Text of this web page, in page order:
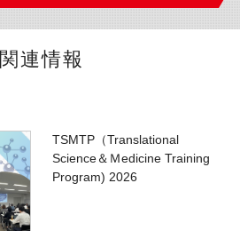
関連情報
TSMTP（Translational
Science＆Ｍedicine Training
Program) 2026